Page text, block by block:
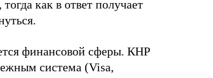
как в ответ получает
финансовой сферы. КНР
система (Visa,